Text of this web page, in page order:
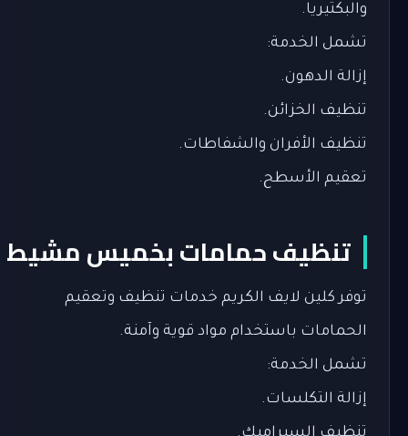
والبكتيريا.
تشمل الخدمة:
إزالة الدهون.
تنظيف الخزائن.
تنظيف الأفران والشفاطات.
تعقيم الأسطح.
تنظيف حمامات بخميس مشيط
توفر كلين لايف الكريم خدمات تنظيف وتعقيم
الحمامات باستخدام مواد قوية وآمنة.
تشمل الخدمة:
إزالة التكلسات.